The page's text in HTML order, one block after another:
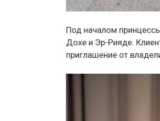
Под началом
Дохе и Эр-Рияде.
приглашение от